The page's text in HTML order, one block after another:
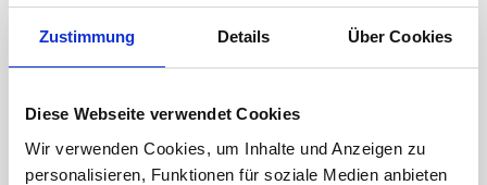
Zustimmung Details Über Cookies
Diese Webseite verwendet Cookies
Wir verwenden Cookies, um Inhalte und Anzeigen zu
personalisieren, Funktionen für soziale Medien anbieten
80,0
82,0